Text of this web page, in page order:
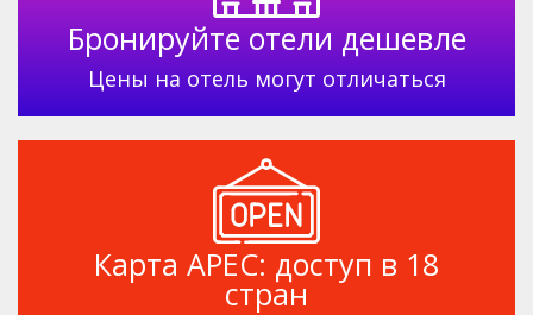
Бронируйте отели дешевле
Цены на отель могут отличаться
Карта APEC: доступ в 18
стран